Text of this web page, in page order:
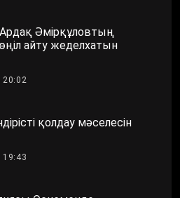
Әмірқұловтың
айту жеделхатын
20:02
қолдау мәселесін
19:43